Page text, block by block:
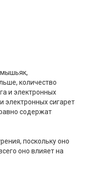
мышьяк,
количество
и электронных
электронных сигарет
содержат
поскольку оно
оно влияет на